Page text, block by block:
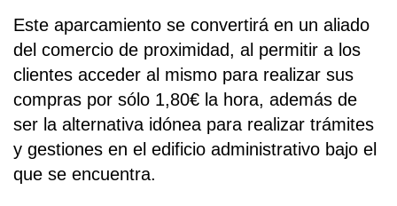
Este aparcamiento se convertirá en un aliado
del comercio de proximidad, al permitir a los
clientes acceder al mismo para realizar sus
compras por sólo 1,80€ la hora, además de
ser la alternativa idónea para realizar trámites
y gestiones en el edificio administrativo bajo el
que se encuentra.